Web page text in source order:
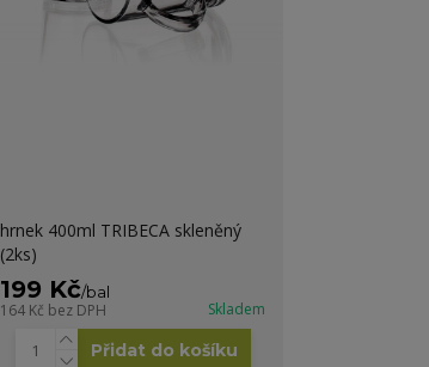
hrnek 400ml TRIBECA skleněný
(2ks)
199 Kč/bal
164 Kč bez DPH Skladem
Přidat do košíku